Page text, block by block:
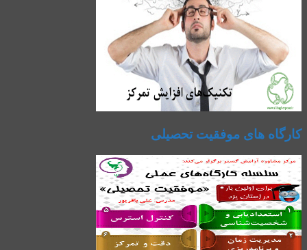
کارگاه های موفقیت تحصیلی